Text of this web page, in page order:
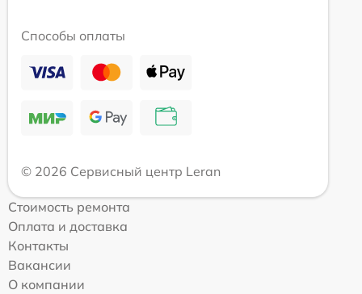
Способы оплаты
© 2026 Сервисный центр Leran
Стоимость ремонта
Оплата и доставка
Контакты
Вакансии
О компании